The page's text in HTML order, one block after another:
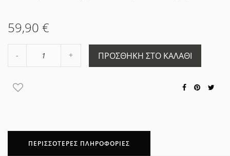
59,90 €
κατά
1
Αύξηση
ΠΡΟΣΘΉΚΗ ΣΤΟ ΚΑΛΆΘΙ
ΠΕΡΙΣΣΌΤΕΡΕΣ ΠΛΗΡΟΦΟΡΊΕΣ